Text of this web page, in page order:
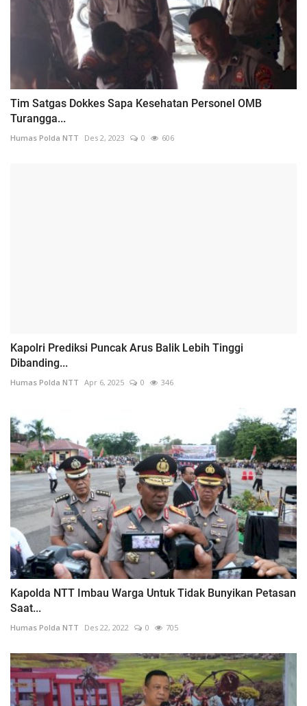
Tim Satgas Dokkes Sapa Kesehatan Personel OMB
Turangga...
Humas Polda NTT Des 2, 2023 0 606
Kapolri Prediksi Puncak Arus Balik Lebih Tinggi
Dibanding...
Humas Polda NTT Apr 6, 2025 0 346
Kapolda NTT Imbau Warga Untuk Tidak Bunyikan Petasan
Saat...
Humas Polda NTT Des 22, 2022 0 705